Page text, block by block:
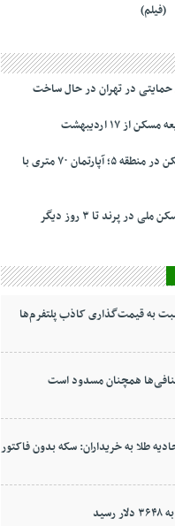
(فیلم)
از ۱۷ اردیبهشت
نرخ‌ رهن و اجاره مسکن در منطقه ۵؛ آپارتمان ۷۰ متری با
به قیمت‌گذاری کاذب پلتفرم‌ها
همچنان مسدود است
طلا به خریداران: سکه بدون فاکتور